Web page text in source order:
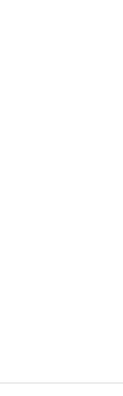
Jahr einen